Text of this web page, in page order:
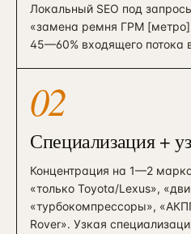
Локальный SEO под
«замена ремня ГРМ
45—60% входящего потока
02
Специализация +
Концентрация на 1—2
«только Toyota/Lexus»,
«турбокомпрессоры»,
Rover». Узкая